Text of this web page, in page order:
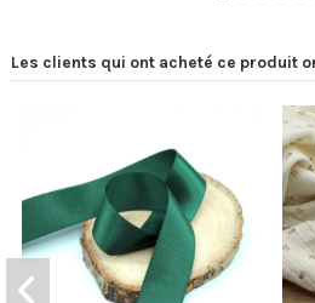
Les clients qui ont acheté ce produit